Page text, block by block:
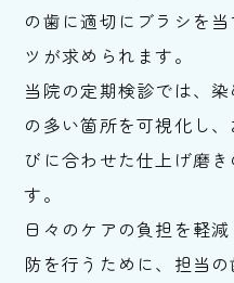
の歯に適切にブラシを
ツが求められます。
当院の定期検診では、
の多い箇所を可視化し
びに合わせた仕上げ磨
す。
日々のケアの負担を軽
防を行うために、担当